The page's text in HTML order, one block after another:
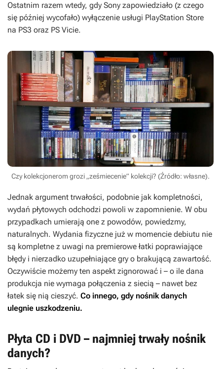
Ostatnim razem wtedy, gdy Sony zapowiedziało (z czego
się później wycofało) wyłączenie usługi PlayStation Store
na PS3 oraz PS Vicie.
Czy kolekcjonerom grozi „ześmiecenie” kolekcji? (Źródło: własne).
Jednak argument trwałości, podobnie jak kompletności,
wydań płytowych odchodzi powoli w zapomnienie. W obu
przypadkach umierają one z powodów, powiedzmy,
naturalnych. Wydania fizyczne już w momencie debiutu nie
są kompletne z uwagi na premierowe łatki poprawiające
błędy i nierzadko uzupełniające gry o brakującą zawartość.
Oczywiście możemy ten aspekt zignorować i – o ile dana
produkcja nie wymaga połączenia z siecią – nawet bez
łatek się nią cieszyć. Co innego, gdy nośnik danych
ulegnie uszkodzeniu.
Płyta CD i DVD – najmniej trwały nośnik
danych?